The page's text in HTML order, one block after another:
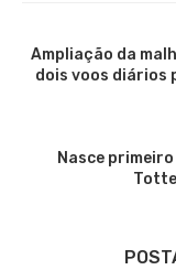
Ampliação da
dois voos diários
Nasce